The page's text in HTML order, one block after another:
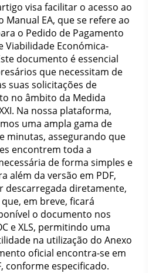
visa facilitar o acesso ao
Manual EA, que se refere ao
o Pedido de Pagamento
Viabilidade Económica-
documento é essencial
que necessitam de
suas solicitações de
no âmbito da Medida
Na nossa plataforma,
uma ampla gama de
minutas, assegurando que
encontrem toda a
de forma simples e
além da versão em PDF,
descarregada diretamente,
em breve, ficará
o documento nos
e XLS, permitindo uma
na utilização do Anexo
oficial encontra-se em
conforme especificado.